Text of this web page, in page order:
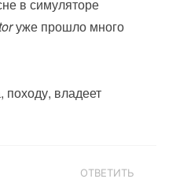
в симуляторе
уже прошло много
походу, владеет
ОТВЕТИТЬ